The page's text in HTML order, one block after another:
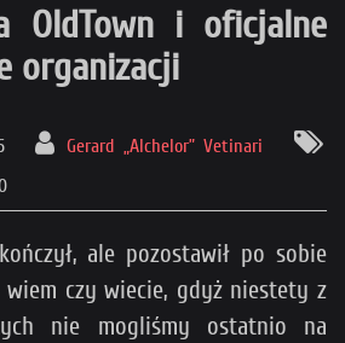
OldTown i oficjalne
organizacji
Gerard „Alchelor” Vetinari
ale pozostawił po sobie
czy wiecie, gdyż niestety z
nie mogliśmy ostatnio na